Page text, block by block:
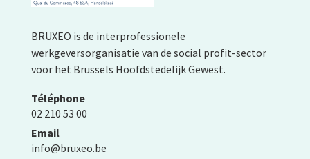
BRUXEO is de interprofessionele
werkgeversorganisatie van de social profit-sector
voor het Brussels Hoofdstedelijk Gewest.
Téléphone
02 210 53 00
Email
info@bruxeo.be